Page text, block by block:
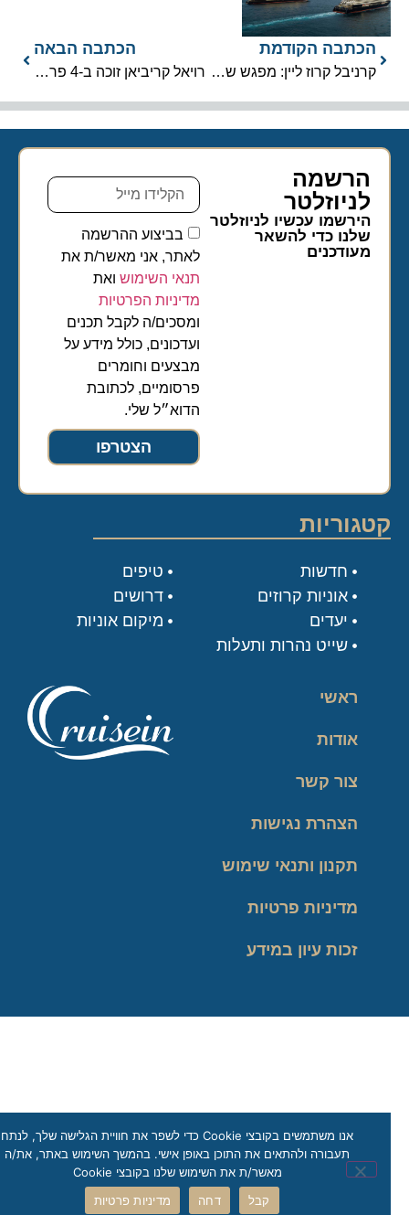
הכתבה הקודמת
קרניבל קרוז ליין: מפגש שכולו FUN
הכתבה הבאה
רויאל קריביאן זוכה ב-4 פרסים יוקרתיים
הרשמה
לניוזלטר​
הירשמו עכשיו לניוזלטר
שלנו כדי להשאר
מעודכנים
בביצוע ההרשמה
לאתר, אני מאשר/ת את
תנאי השימושואת
מדיניות הפרטיות
ומסכים/ה לקבל תכנים
ועדכונים, כולל מידע על
מבצעים וחומרים
פרסומיים, לכתובת
הדוא״ל שלי.
הצטרפו
ראשי
אודות
צור קשר
הצהרת נגישות
תקנון ותנאי שימוש
מדיניות פרטיות
זכות עיון במידע
קטגוריות
טיפים
דרושים
מיקום אוניות
חדשות
אוניות קרוזים
יעדים
שייט נהרות ותעלות
אנו משתמשים בקובצי Cookie כדי לשפר את חוויית הגלישה שלך, לנתח
תעבורה ולהתאים את התוכן באופן אישי. בהמשך השימוש באתר, את/ה
מאשר/ת את השימוש שלנו בקובצי Cookie
קבל
דחה מדיניות פרטיות